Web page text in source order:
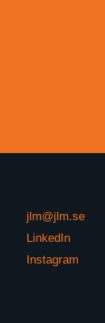
jlm@jlm.se
LinkedIn
Instagram